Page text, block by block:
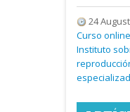
24
Curso
Instituto